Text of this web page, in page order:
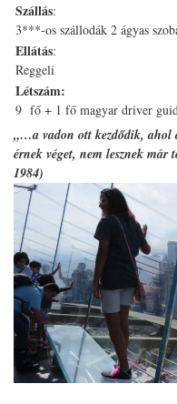
Szállás:
3***-os szállodák 2 ágyas
Ellátás:
Reggeli
Létszám:
9 fő + 1 fő magyar driver
„…a vadon ott kezdődik, ahol
érnek véget, nem lesznek
1984)